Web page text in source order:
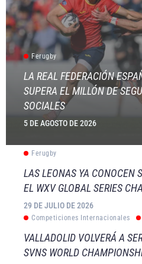
Ferugby
LA REAL FEDERACIÓN
SUPERA EL MILLÓN DE
SOCIALES
5 DE AGOSTO DE 2026
Ferugby
LAS LEONAS YA CONOCEN
EL WXV GLOBAL SERIES
29 DE JULIO DE 2026
Competiciones Internacionales
VALLADOLID VOLVERÁ A
SVNS WORLD